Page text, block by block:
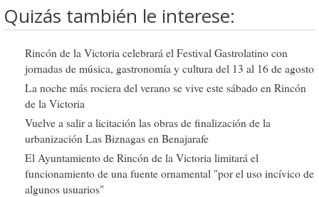
Quizás también le interese:
Rincón de la Victoria celebrará el Festival Gastrolatino con
jornadas de música, gastronomía y cultura del 13 al 16 de agosto
La noche más rociera del verano se vive este sábado en Rincón
de la Victoria
Vuelve a salir a licitación las obras de finalización de la
urbanización Las Biznagas en Benajarafe
El Ayuntamiento de Rincón de la Victoria limitará el
funcionamiento de una fuente ornamental "por el uso incívico de
algunos usuarios"